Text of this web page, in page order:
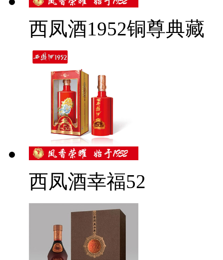
西凤酒1952铜尊典藏
西凤酒幸福52